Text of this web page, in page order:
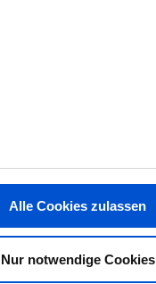
Alle Cookies zulassen
Nur notwendige Cookies